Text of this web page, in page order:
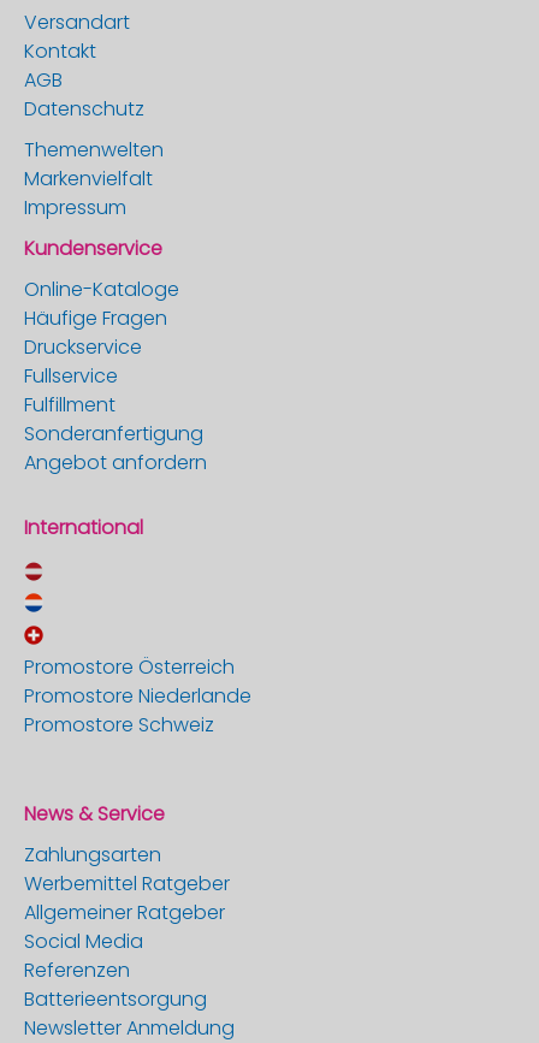
Versandart
Kontakt
AGB
Datenschutz
Themenwelten
Markenvielfalt
Impressum
Kundenservice
Online-Kataloge
Häufige Fragen
Druckservice
Fullservice
Fulfillment
Sonderanfertigung
Angebot anfordern
International
Promostore Österreich
Promostore Niederlande
Promostore Schweiz
News & Service
Zahlungsarten
Werbemittel Ratgeber
Allgemeiner Ratgeber
Social Media
Referenzen
Batterieentsorgung
Newsletter Anmeldung